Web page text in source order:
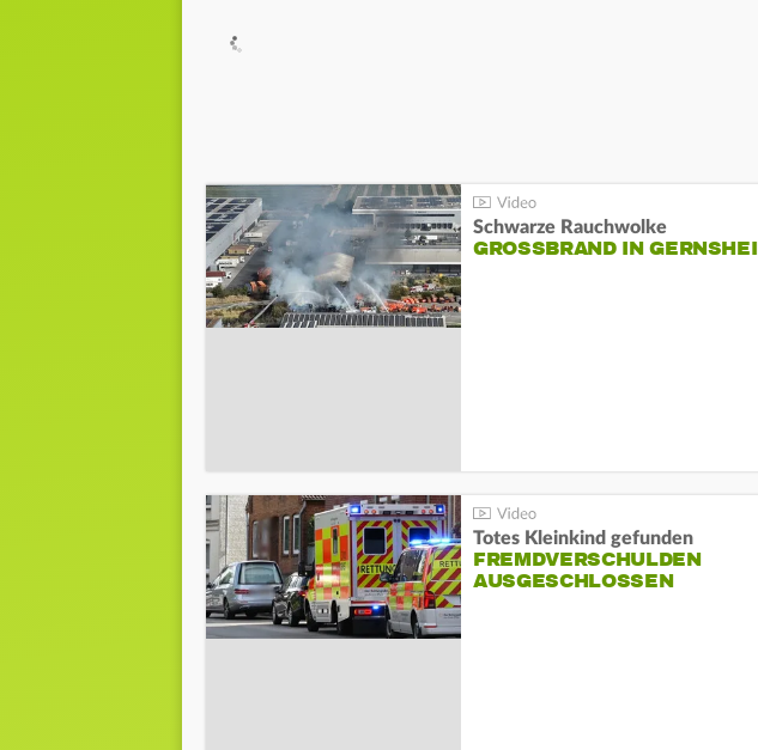
Schwarze Rauchwolke
GROSSBRAND IN GERNSHEIM
Totes Kleinkind gefunden
FREMDVERSCHULDEN
AUSGESCHLOSSEN